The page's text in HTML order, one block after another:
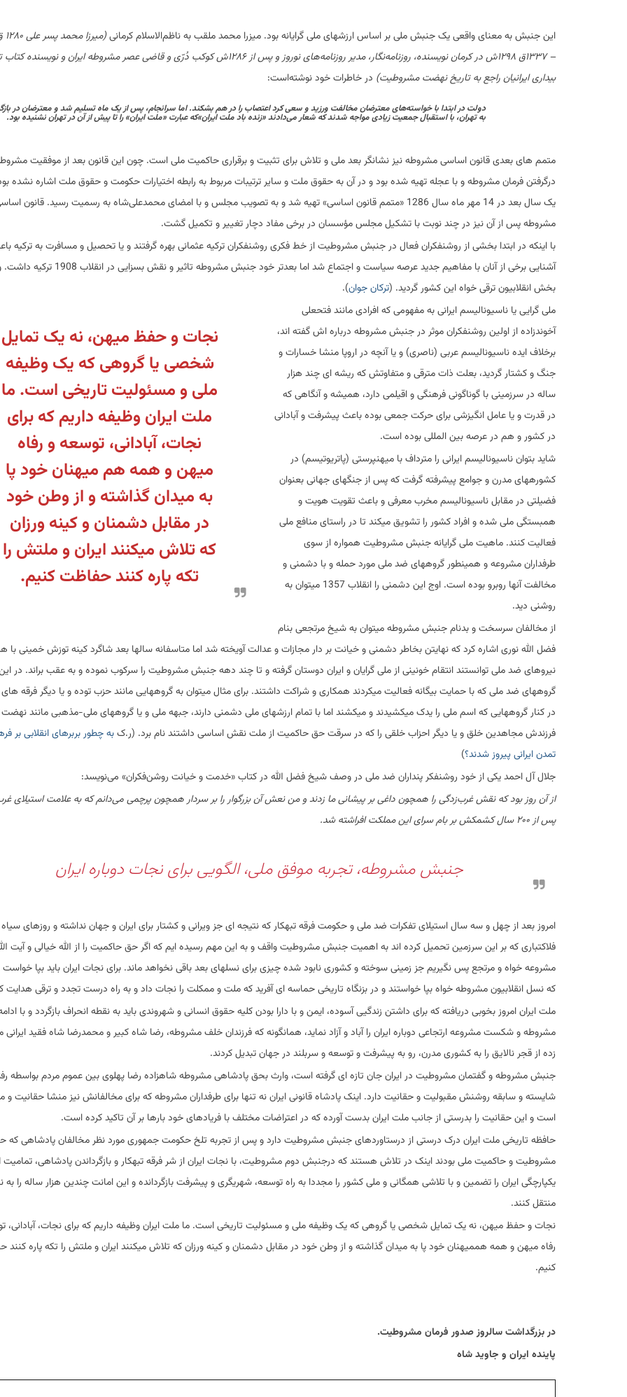
این جنبش به معنای واقعی یک جنبش ملی بر اساس ارزشهای ملی گرایانه بود. میزرا محمد ملقب به ناظم‌الاسلام کرمانی
– ۱۳۳۷ق ۱۲۹۸ش در کرمان نویسنده، روزنامه‌نگار، مدیر روزنامه‌های نوروز و پس از ۱۲۸۶ش کوکب دُرّی و قاضی عصر مشروطه ایران و
بیداری ایرانیان راجع به تاریخ نهضت مشروطیت) در خاطرات خود نوشته‌است:
دولت در ابتدا با خواسته‌های معترضان مخالفت ورزید و سعی کرد اعتصاب را در هم بشکند. اما سرانجام، پس از یک ماه تسلیم شد و معترضان در
به تهران، با استقبال جمعیت زیادی مواجه شدند که شعار می‌دادند «زنده باد ملت ایران»که عبارت «ملت ایران» را تا پیش از آن در تهران نشنیده بود.
متمم های بعدی قانون اساسی مشروطه نیز نشانگر بعد ملی و تلاش برای تثبیت و برقراری حاکمیت ملی است. چون این قانون بعد از موفقیت
درگرفتن فرمان مشروطه و با عجله تهیه شده بود و در آن به حقوق ملت و سایر ترتیبات مربوط به رابطه اختیارات حکومت و حقوق ملت اشاره نشده
یک سال بعد در 14 مهر ماه سال 1286 «متمم قانون اساسی» تهیه شد و به تصویب مجلس و با امضای محمدعلی‌شاه به رسمیت رسید. قانون
مشروطه پس از آن نیز در چند نوبت با تشکیل مجلس مؤسسان در برخی مفاد دچار تغییر و تکمیل گشت.
با اینکه در ابتدا بخشی از روشنفکران فعال در جنبش مشروطیت از خط فکری روشنفکران ترکیه عثمانی بهره گرفتند و یا تحصیل و مسافرت به ترکیه
آشنایی برخی از آنان با مفاهیم جدید عرصه سیاست و اجتماع شد اما بعدتر خود جنبش مشروطه
بخش انقلابیون ترقی خواه این کشور گردید. (ترکان جوان).
نجات و حفظ میهن، نه یک تمایل
شخصی یا گروهی که یک وظیفه
ملی و مسئولیت تاریخی است. ما
ملت ایران وظیفه داریم که برای
نجات، آبادانی، توسعه و رفاه
میهن و همه هم میهنان خود پا
به میدان گذاشته و از وطن خود
در مقابل دشمنان و کینه ورزان
که تلاش میکنند ایران و ملتش را
تکه پاره کنند حفاظت کنیم.
ملی گرایی یا ناسیونالیسم ایرانی به مفهومی که افرادی مانند فتحعلی
آخوندزاده از اولین روشنفکران موثر در جنبش مشروطه درباره اش گفته اند،
برخلاف ایده ناسیونالیسم عربی (ناصری) و یا آنچه در اروپا منشا خسارات و
جنگ و کشتار گردید، بعلت ذات مترقی و متفاوتش که ریشه ای چند هزار
ساله در سرزمینی با گوناگونی فرهنگی و اقیلمی دارد، همیشه و آنگاهی که
در قدرت و یا عامل انگیزشی برای حرکت جمعی بوده باعث پیشرفت و آبادانی
در کشور و هم در عرصه بین المللی بوده است.
شاید بتوان ناسیونالیسم ایرانی را مترداف با میهنپرستی (پاتریوتیسم) در
کشورههای مدرن و جوامع پیشرفته گرفت که پس از جنگهای جهانی بعنوان
فضیلتی در مقابل ناسیونالیسم مخرب معرفی و باعث تقویت هویت و
همبستگی ملی شده و افراد کشور را تشویق میکند تا در راستای منافع ملی
فعالیت کنند. ماهیت ملی گرایانه جنبش مشروطیت همواره از سوی
طرفداران مشروعه و همینطور گروههای ضد ملی مورد حمله و با دشمنی و
مخالفت آنها روبرو بوده است. اوج این دشمنی را انقلاب 1357 میتوان به
روشنی دید.
از مخالفان سرسخت و بدنام جنبش مشروطه میتوان به شیخ مرتجعی بنام
فضل الله نوری اشاره کرد که نهایتن بخاطر دشمنی و خیانت بر دار مجازات و عدالت آویخته شد اما متاسفانه سالها بعد شاگرد کینه توزش خمینی با
نیروهای ضد ملی توانستند انتقام خونینی از ملی گرایان و ایران دوستان گرفته و تا چند دهه جنبش مشروطیت را سرکوب نموده و به عقب براند. در
گروههای ضد ملی که با حمایت بیگانه فعالیت میکردند همکاری و شراکت داشتند. برای مثال میتوان به گروههایی مانند حزب توده و یا دیگر فرقه
در کنار گروههایی که اسم ملی را یدک میکشیدند و میکشند اما با تمام ارزشهای ملی دشمنی دارند، جبهه ملی و یا گروههای ملی-مذهبی مانند نهضت
فرزندش مجاهدین خلق و یا دیگر احزاب خلقی را که در سرقت حق حاکمیت از ملت نقش اساسی داشتند نام برد. (ر.کبه چطور بربرهای انقلابی بر
تمدن ایرانی پیروز شدند؟)
جلال آل احمد یکی از خود روشنفکر پنداران ضد ملی در وصف شیخ فضل الله در کتاب «خدمت و خیانت روشن‌فکران» می‌نویسد:
از آن روز بود که نقش غرب‌زدگی را همچون داغی بر پیشانی ما زدند و من نعش آن بزرگوار را بر سردار همچون پرچمی می‌دانم که به علامت استیلای
پس از ۲۰۰ سال کشمکش بر بام سرای این مملکت افراشته شد.
جنبش مشروطه، تجربه موفق ملی، الگویی برای نجات دوباره ایران
امروز بعد از چهل و سه سال استیلای تفکرات ضد ملی و حکومت فرقه تبهکار که نتیجه ای جز ویرانی و کشتار برای ایران و جهان نداشته و روزهای
فلاکتباری که بر این سرزمین تحمیل کرده اند به اهمیت جنبش مشروطیت واقف و به این مهم رسیده ایم که اگر حق حاکمیت را از الله خیالی و آیت
مشروعه خواه و مرتجع پس نگیریم جز زمینی سوخته و کشوری نابود شده چیزی برای نسلهای بعد باقی نخواهد ماند. برای نجات ایران باید بپا
که نسل انقلابیون مشروطه خواه بپا خواستند و در بزنگاه تاریخی حماسه ای آفرید که ملت و ممکلت را نجات داد و به راه درست تجدد و ترقی هدایت
ملت ایران امروز بخوبی دریافته که برای داشتن زندگیی آسوده، ایمن و با دارا بودن کلیه حقوق انسانی و شهروندی باید به نقطه انحراف بازگردد و با
مشروطه و شکست مشروعه ارتجاعی دوباره ایران را آباد و آزاد نماید، همانگونه که فرزندان خلف مشروطه، رضا شاه کبیر و محمدرضا شاه فقید
زده از قجر نالایق را به کشوری مدرن، رو به پیشرفت و توسعه و سربلند در جهان تبدیل کردند.
جنبش مشروطه و گفتمان مشروطیت در ایران جان تازه ای گرفته است، وارث بحق پادشاهی مشروطه شاهزاده رضا پهلوی بین عموم مردم بواسطه
شایسته و سابقه روشنش مقبولیت و حقانیت دارد. اینک پادشاه قانونی ایران نه تنها برای طرفداران مشروطه که برای مخالفانش نیز منشا حقانیت
است و این حقانیت را بدرستی از جانب ملت ایران بدست آورده که در اعتراضات مختلف با فریادهای خود بارها بر آن تاکید کرده است.
حافظه تاریخی ملت ایران درک درستی از درستاوردهای جنبش مشروطیت دارد و پس از تجربه تلخ حکومت جمهوری مورد نظر مخالفان پادشاهی که
مشروطیت و حاکمیت ملی بودند اینک در تلاش هستند که درجنبش دوم مشروطیت، با نجات ایران از شر فرقه تبهکار و بازگرداندن پادشاهی،
یکپارچگی ایران را تضمین و با تلاشی همگانی و ملی کشور را مجددا به راه توسعه، شهریگری و پیشرفت بازگردانده و این امانت چندین هزار ساله را
منتقل کنند.
نجات و حفظ میهن، نه یک تمایل شخصی یا گروهی که یک وظیفه ملی و مسئولیت تاریخی است. ما ملت ایران وظیفه داریم که برای نجات، آبادانی،
رفاه میهن و همه هممیهنان خود پا به میدان گذاشته و از وطن خود در مقابل دشمنان و کینه ورزان که تلاش میکنند ایران و ملتش را تکه پاره
کنیم.
در بزرگداشت سالروز صدور فرمان مشروطیت.
پاینده ایران و جاوید شاه